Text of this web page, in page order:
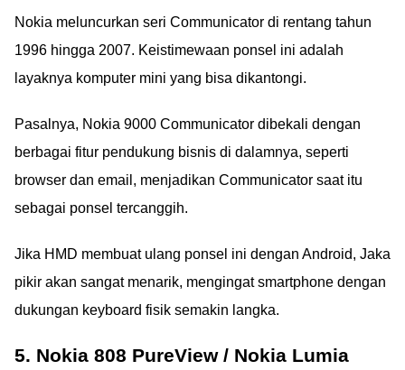
Nokia meluncurkan seri Communicator di rentang tahun
1996 hingga 2007. Keistimewaan ponsel ini adalah
layaknya komputer mini yang bisa dikantongi.
Pasalnya, Nokia 9000 Communicator dibekali dengan
berbagai fitur pendukung bisnis di dalamnya, seperti
browser dan email, menjadikan Communicator saat itu
sebagai ponsel tercanggih.
Jika HMD membuat ulang ponsel ini dengan Android, Jaka
pikir akan sangat menarik, mengingat smartphone dengan
dukungan keyboard fisik semakin langka.
5. Nokia 808 PureView / Nokia Lumia